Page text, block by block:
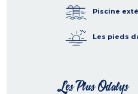
Piscine
Les pieds
Les Plus Odalys